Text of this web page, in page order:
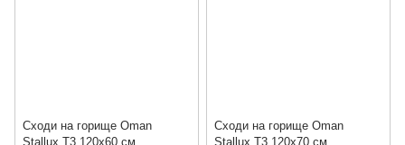
Сходи на горище Oman
Stallux T3 120х60 см
Сходи на горище Oman
Stallux T3 120х70 см